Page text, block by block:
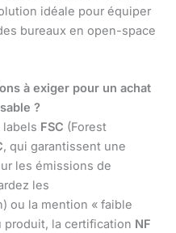
idéale pour équiper
bureaux en open-space
à exiger pour un achat
?
labels FSC (Forest
, qui garantissent une
les émissions de
les
ou la mention « faible
produit, la certification NF